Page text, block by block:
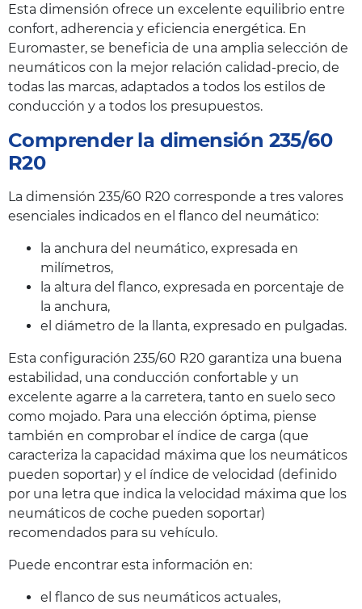
Esta dimensión ofrece un excelente equilibrio entre
confort, adherencia y eficiencia energética. En
Euromaster, se beneficia de una amplia selección de
neumáticos con la mejor relación calidad-precio, de
todas las marcas, adaptados a todos los estilos de
conducción y a todos los presupuestos.
Comprender la dimensión 235/60
R20
La dimensión 235/60 R20 corresponde a tres valores
esenciales indicados en el flanco del neumático:
la anchura del neumático, expresada en
milímetros,
la altura del flanco, expresada en porcentaje de
la anchura,
el diámetro de la llanta, expresado en pulgadas.
Esta configuración 235/60 R20 garantiza una buena
estabilidad, una conducción confortable y un
excelente agarre a la carretera, tanto en suelo seco
como mojado. Para una elección óptima, piense
también en comprobar el índice de carga (que
caracteriza la capacidad máxima que los neumáticos
pueden soportar) y el índice de velocidad (definido
por una letra que indica la velocidad máxima que los
neumáticos de coche pueden soportar)
recomendados para su vehículo.
Puede encontrar esta información en:
el flanco de sus neumáticos actuales,